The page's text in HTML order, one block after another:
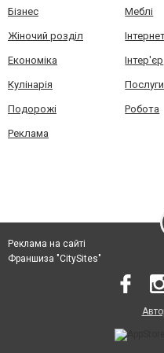
Бізнес Меблі
Жіночий розділ
Економіка Інтер'єр
Кулінарія Послуги
Подорожі Робота
Реклама
Реклама на сайті
Франшиза "CitySites"